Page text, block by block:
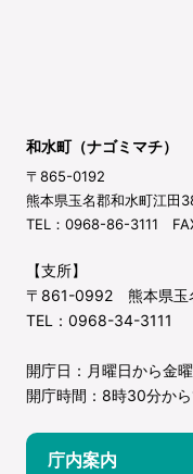
和水町（ナゴミマチ）
〒865-0192
熊本県玉名郡和水町江田
TEL：0968-86-3111
【支所】
〒861-0992 熊本県玉
TEL：0968-34-3111
開庁日：月曜日から金
開庁時間：8時30分か
庁内案内